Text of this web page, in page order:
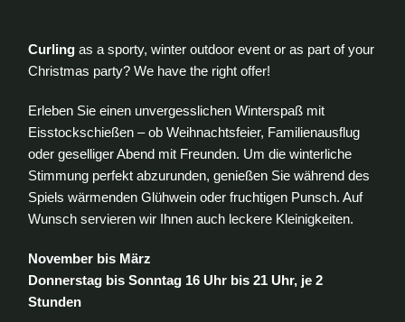
Curling as a sporty, winter outdoor event or as part of your
Christmas party? We have the right offer!
Erleben Sie einen unvergesslichen Winterspaß mit
Eisstockschießen – ob Weihnachtsfeier, Familienausflug
oder geselliger Abend mit Freunden. Um die winterliche
Stimmung perfekt abzurunden, genießen Sie während des
Spiels wärmenden Glühwein oder fruchtigen Punsch. Auf
Wunsch servieren wir Ihnen auch leckere Kleinigkeiten.
November bis März
Donnerstag bis Sonntag 16 Uhr bis 21 Uhr, je 2
Stunden